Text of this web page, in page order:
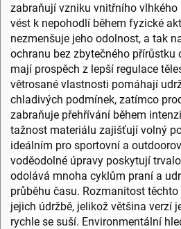
zabraňují vzniku vnitřního vlhkého
vést k nepohodlí během fyzické
nezmenšuje jeho odolnost, a tak
ochranu bez zbytečného přírůstku
mají prospěch z lepší regulace
větrosané vlastnosti pomáhají
chladivých podmínek, zatímco
zabraňuje přehřívání během
tažnost materiálu zajišťují volný
ideálním pro sportovní a
voděodolné úpravy poskytují
odolává mnoha cyklům praní a
průběhu času. Rozmanitost
jejich údržbě, jelikož většina verzí
rychle se suší. Environmentální